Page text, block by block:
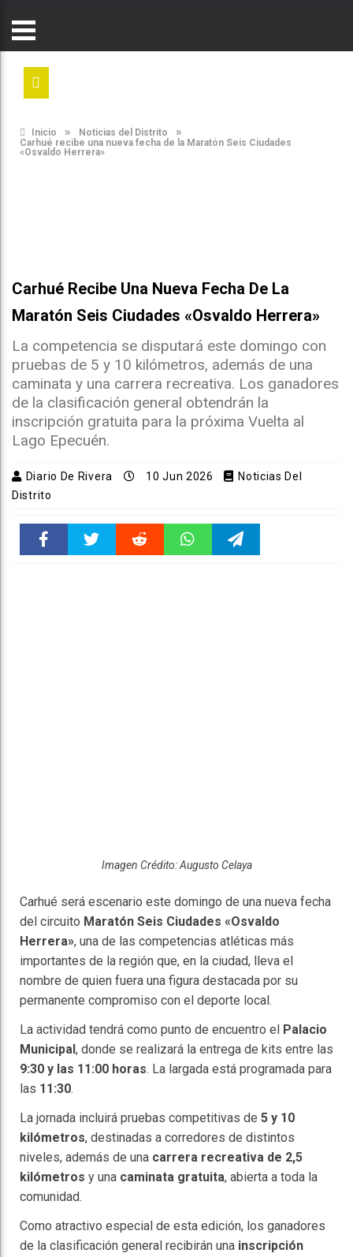
Inicio » Noticias del Distrito »
Carhué recibe una nueva fecha de la Maratón Seis Ciudades
«Osvaldo Herrera»
Carhué Recibe Una Nueva Fecha De La
Maratón Seis Ciudades «Osvaldo Herrera»
La competencia se disputará este domingo con
pruebas de 5 y 10 kilómetros, además de una
caminata y una carrera recreativa. Los ganadores
de la clasificación general obtendrán la
inscripción gratuita para la próxima Vuelta al
Lago Epecuén.
Diario De Rivera 10 Jun 2026
Noticias Del
Distrito
Imagen Crédito: Augusto Celaya
Carhué será escenario este domingo de una nueva fecha
del circuito Maratón Seis Ciudades «Osvaldo
Herrera», una de las competencias atléticas más
importantes de la región que, en la ciudad, lleva el
nombre de quien fuera una figura destacada por su
permanente compromiso con el deporte local.
La actividad tendrá como punto de encuentro el
Palacio
Municipal , donde se realizará la entrega de kits entre las
9:30 y las 11:00 horas. La largada está programada para
las 11:30.
La jornada incluirá pruebas competitivas de 5 y 10
kilómetros, destinadas a corredores de distintos
niveles, además de una carrera recreativa de 2,5
kilómetros y una caminata gratuita, abierta a toda la
comunidad.
Como atractivo especial de esta edición, los ganadores
de la clasificación general recibirán una inscripción